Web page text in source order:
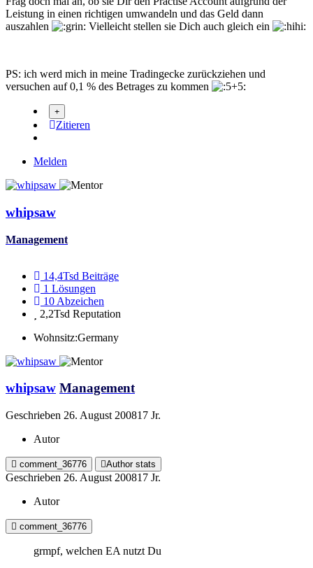
Leistung in einen richtigen umwandeln und das Geld dann
auszahlen
Vielleicht stellen sie Dich auch gleich ein
PS: ich werd mich in meine Tradingecke zurückziehen und
versuchen auf 0,1 % des Betrages zu kommen
Zitieren
Melden
whipsaw
Management
14,4Tsd Beiträge
1 Lösungen
10 Abzeichen
2,2Tsd Reputation
Wohnsitz:Germany
whipsaw Management
Geschrieben 26. August 200817 Jr.
Autor
comment_36776 Author stats
Geschrieben 26. August 200817 Jr.
Autor
comment_36776
grmpf, welchen EA nutzt Du